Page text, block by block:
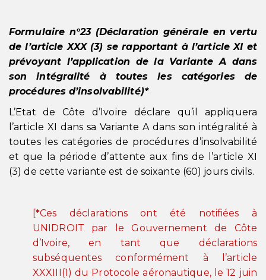
Formulaire n°23 (Déclaration générale en vertu
de l’article XXX (3) se rapportant à l’article XI et
prévoyant l’application de la Variante A dans
son intégralité à toutes les catégories de
procédures d’insolvabilité)*
L’Etat de Côte d’Ivoire déclare qu’il appliquera
l’article XI dans sa Variante A dans son intégralité à
toutes les catégories de procédures d’insolvabilité
et que la période d’attente aux fins de l’article XI
(3) de cette variante est de soixante (60) jours civils.
[*Ces déclarations ont été notifiées à
UNIDROIT par le Gouvernement de Côte
d’Ivoire, en tant que déclarations
subséquentes conformément à l’article
XXXIII(1) du Protocole aéronautique, le 12 juin